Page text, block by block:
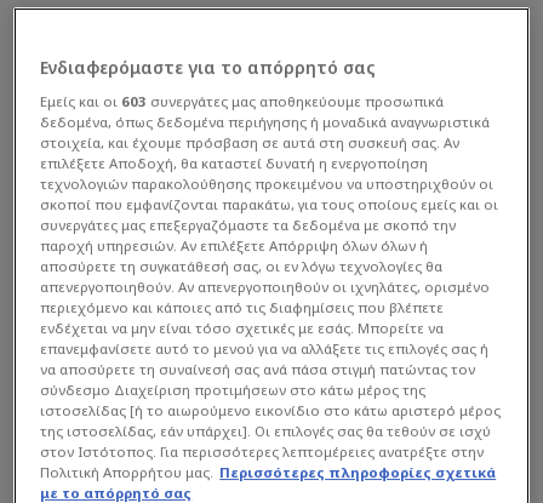
Ενδιαφερόμαστε για το απόρρητό σας
Εμείς και οι 603 συνεργάτες μας αποθηκεύουμε προσωπικά
δεδομένα, όπως δεδομένα περιήγησης ή μοναδικά αναγνωριστικά
στοιχεία, και έχουμε πρόσβαση σε αυτά στη συσκευή σας. Αν
επιλέξετε Αποδοχή, θα καταστεί δυνατή η ενεργοποίηση
τεχνολογιών παρακολούθησης προκειμένου να υποστηριχθούν οι
σκοποί που εμφανίζονται παρακάτω, για τους οποίους εμείς και οι
συνεργάτες μας επεξεργαζόμαστε τα δεδομένα με σκοπό την
παροχή υπηρεσιών. Αν επιλέξετε Απόρριψη όλων όλων ή
αποσύρετε τη συγκατάθεσή σας, οι εν λόγω τεχνολογίες θα
απενεργοποιηθούν. Αν απενεργοποιηθούν οι ιχνηλάτες, ορισμένο
περιεχόμενο και κάποιες από τις διαφημίσεις που βλέπετε
ενδέχεται να μην είναι τόσο σχετικές με εσάς. Μπορείτε να
επανεμφανίσετε αυτό το μενού για να αλλάξετε τις επιλογές σας ή
να αποσύρετε τη συναίνεσή σας ανά πάσα στιγμή πατώντας τον
σύνδεσμο Διαχείριση προτιμήσεων στο κάτω μέρος της
ιστοσελίδας [ή το αιωρούμενο εικονίδιο στο κάτω αριστερό μέρος
της ιστοσελίδας, εάν υπάρχει]. Οι επιλογές σας θα τεθούν σε ισχύ
στον Ιστότοπος. Για περισσότερες λεπτομέρειες ανατρέξτε στην
Πολιτική Απορρήτου μας. Περισσότερες πληροφορίες σχετικά
με το απόρρητό σας